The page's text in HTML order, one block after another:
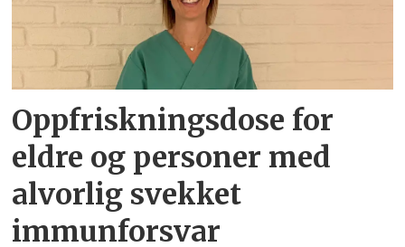
Oppfriskningsdose for
eldre og personer med
alvorlig svekket
immunforsvar